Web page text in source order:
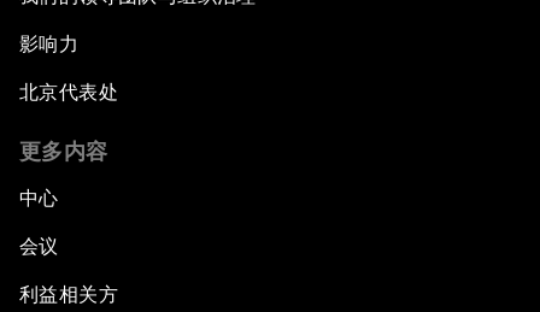
影响力
北京代表处
更多内容
中心
会议
利益相关方